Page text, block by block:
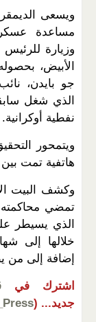
ويسعى
وزيارة للرئيس
الأبيض،
جو بايدن،
الذي شغل
نفطية أوكرانية.
ويتمحور
هاتفية تمت
وكشف البيت
تمضي
الذي يسيطر
خلالها إلى
إضافة إلى من
اشترك في
جديد... (